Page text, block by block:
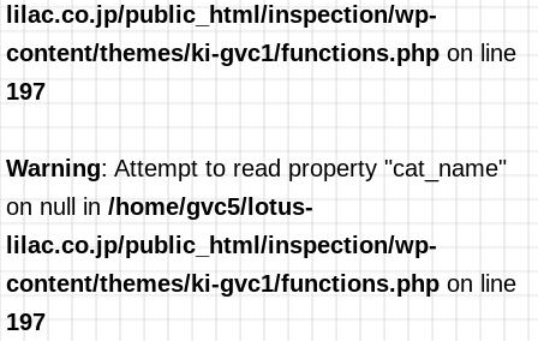
lilac.co.jp/public_html/inspection/wp-
content/themes/ki-gvc1/functions.php on line
197
Warning: Attempt to read property "cat_name"
on null in /home/gvc5/lotus-
lilac.co.jp/public_html/inspection/wp-
content/themes/ki-gvc1/functions.php on line
197